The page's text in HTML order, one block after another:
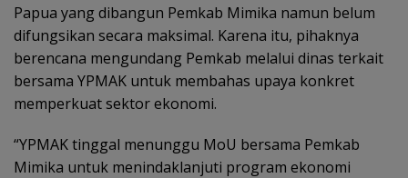
Papua yang dibangun Pemkab Mimika namun belum
difungsikan secara maksimal. Karena itu, pihaknya
berencana mengundang Pemkab melalui dinas terkait
bersama YPMAK untuk membahas upaya konkret
memperkuat sektor ekonomi.
“YPMAK tinggal menunggu MoU bersama Pemkab
Mimika untuk menindaklanjuti program ekonomi